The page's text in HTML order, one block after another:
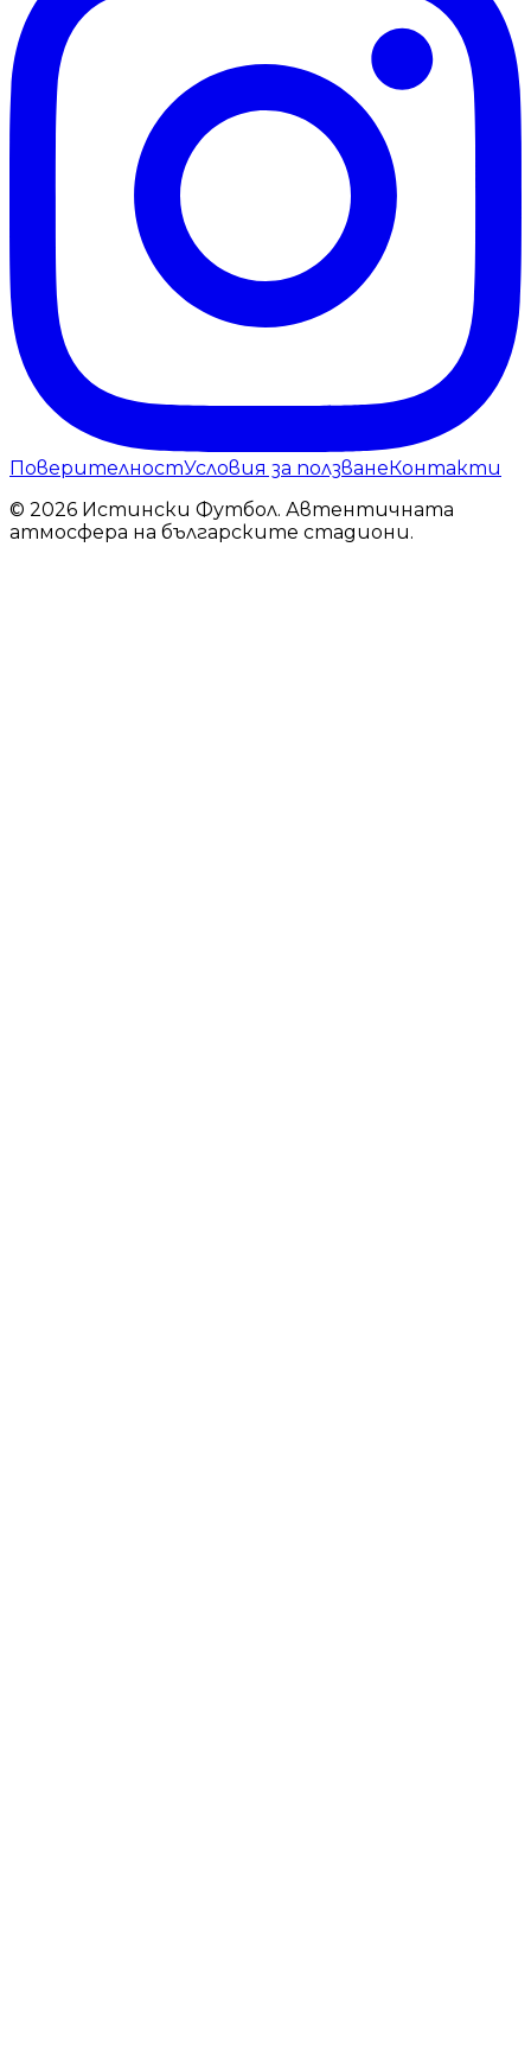
ПоверителностУсловия за ползванеКонтакти
© 2026 Истински Футбол. Автентичната
атмосфера на българските стадиони.